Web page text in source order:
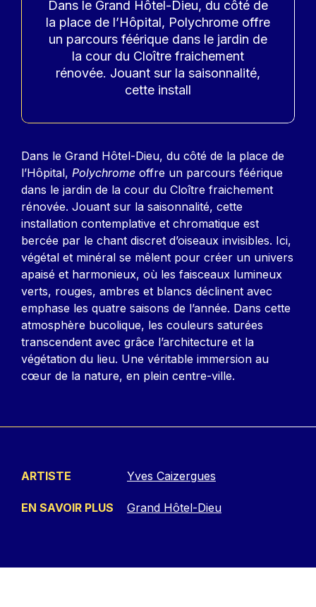
Dans le Grand Hôtel-Dieu, du côté de
la place de l’Hôpital, Polychrome offre
un parcours féérique dans le jardin de
la cour du Cloître fraichement
rénovée. Jouant sur la saisonnalité,
cette install
Contenu
Dans le Grand Hôtel-Dieu, du côté de la place de
l’Hôpital, Polychrome offre un parcours féérique
dans le jardin de la cour du Cloître fraichement
rénovée. Jouant sur la saisonnalité, cette
installation contemplative et chromatique est
bercée par le chant discret d’oiseaux invisibles. Ici,
végétal et minéral se mêlent pour créer un univers
apaisé et harmonieux, où les faisceaux lumineux
verts, rouges, ambres et blancs déclinent avec
emphase les quatre saisons de l’année. Dans cette
atmosphère bucolique, les couleurs saturées
transcendent avec grâce l’architecture et la
végétation du lieu. Une véritable immersion au
cœur de la nature, en plein centre-ville.
ARTISTE Yves Caizergues
EN SAVOIR PLUS Grand Hôtel-Dieu